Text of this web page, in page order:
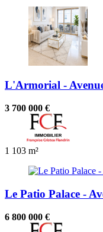
L'Armorial -
3 700 000 €
1 103 m²
Le Patio Palace -
6 800 000 €